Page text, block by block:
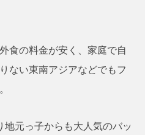
食の料金が安く、家庭で自
ない東南アジアなどでもフ
地元っ子からも大人気のバッ